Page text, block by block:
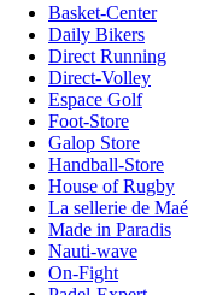
Basket-Center
Daily Bikers
Direct Running
Direct-Volley
Espace Golf
Foot-Store
Galop Store
Handball-Store
House of Rugby
La sellerie de Maé
Made in Paradis
Nauti-wave
On-Fight